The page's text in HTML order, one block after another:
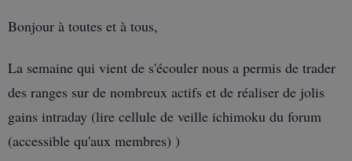
Bonjour à toutes et à tous,
La semaine qui vient de s'écouler nous a permis de trader
des ranges sur de nombreux actifs et de réaliser de jolis
gains intraday (lire cellule de veille ichimoku du forum
(accessible qu'aux membres) )